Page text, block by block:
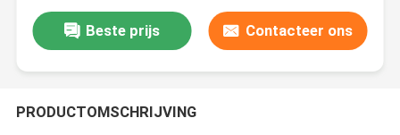
Beste prijs Contacteer ons
PRODUCTOMSCHRIJVING